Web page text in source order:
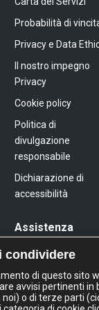
Probabilità di
Privacy e Data
Il nostro impegno
Privacy
Cookie policy
Politica di
divulgazione
responsabile
Dichiarazione di
accessibilità
Assistenza
condividere
di questo sito
avvisi pertinenti
o di terze parti